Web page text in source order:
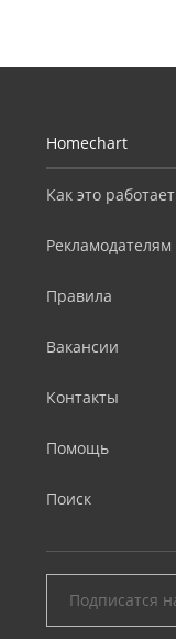
Homechart
Как это работает
Рекламодателям
Правила
Вакансии
Контакты
Помощь
Поиск